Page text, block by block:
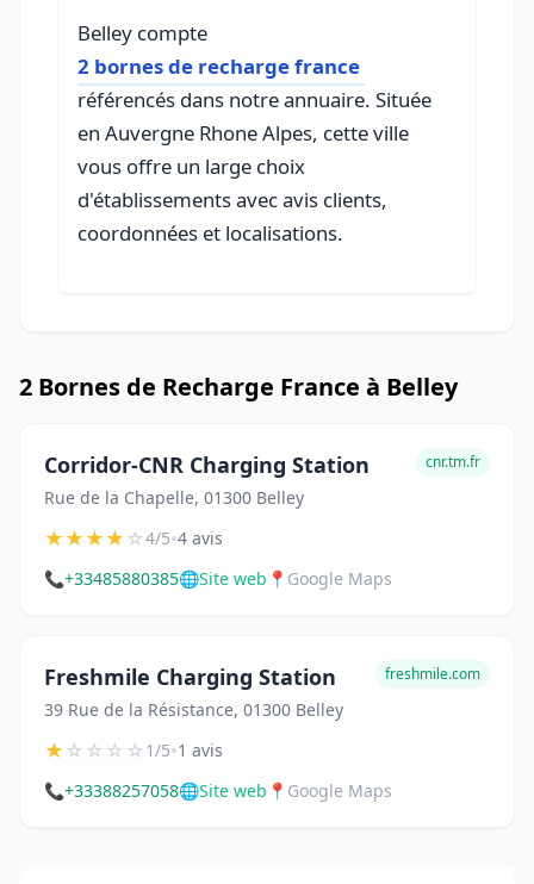
Belley compte
2 bornes de recharge france
référencés dans notre annuaire. Située
en Auvergne Rhone Alpes, cette ville
vous offre un large choix
d'établissements avec avis clients,
coordonnées et localisations.
2 Bornes de Recharge France à Belley
Corridor-CNR Charging Station
Rue de la Chapelle, 01300 Belley
cnr.tm.fr
★★★★☆4/5•4 avis
📞+33485880385🌐Site web 📍 Google Maps
Freshmile Charging Station
39 Rue de la Résistance, 01300 Belley
freshmile.com
★☆☆☆☆1/5•1 avis
📞+33388257058🌐Site web 📍 Google Maps